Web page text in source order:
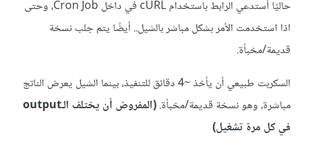
حاليًا أستدعي الرابط باستخدام cURL في داخل Cron Job، وحتى
اذا استخدمت الأمر بشكل مباشر بالشيل.. أيضًا يتم جلب نسخة
قديمة/مخبأة.
السكربت طبيعي أن يأخذ ~4 دقائق للتنفيذ، بينما الشيل يعرض الناتج
مباشرة، وهو نسخة قديمة/مخبأة.
(المفروض أن يختلف الـoutput
في كل مرة تشغيل)